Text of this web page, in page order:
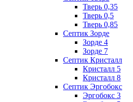
Тверь 0,35
Тверь 0,5
Тверь 0,85
Септик Зорде
Зорде 4
Зорде 7
Септик Кристалл
Кристалл 5
Кристалл 8
Септик Эргобокс
Эргобокс 3